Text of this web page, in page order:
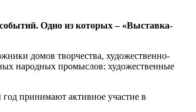
Одно из которых – «Выставка-
домов творчества, художественно-
народных промыслов: художественные
принимают активное участие в